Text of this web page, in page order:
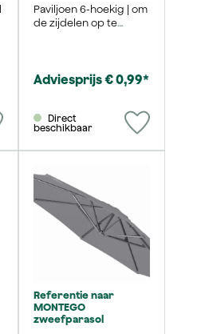
Paviljoen 6-hoekig | om
de zijdelen op te
Adviesprijs € 0,99*
beschikbaar
Referentie naar
MONTEGO
zweefparasol